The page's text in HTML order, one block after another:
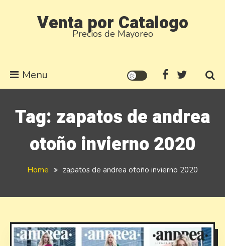
Venta por Catalogo
Precios de Mayoreo
Menu
Tag: zapatos de andrea
otoño invierno 2020
Home zapatos de andrea otoño invierno 2020